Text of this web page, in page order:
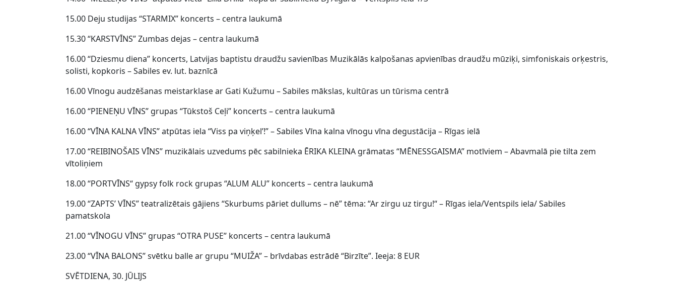
15.00 Deju studijas “STARMIX” koncerts – centra laukumā
15.30 “KARSTVĪNS” Zumbas dejas – centra laukumā
16.00 “Dziesmu diena” koncerts, Latvijas baptistu draudžu savienības Muzikālās kalpošanas apvienības draudžu mūziķi, simfoniskais orķestris,
solisti, kopkoris – Sabiles ev. lut. baznīcā
16.00 Vīnogu audzēšanas meistarklase ar Gati Kužumu – Sabiles mākslas, kultūras un tūrisma centrā
16.00 “PIENEŅU VĪNS” grupas “Tūkstoš Ceļi” koncerts – centra laukumā
16.00 “VĪNA KALNA VĪNS” atpūtas iela “Viss pa viņķel’!” – Sabiles Vīna kalna vīnogu vīna degustācija – Rīgas ielā
17.00 “REIBINOŠAIS VĪNS” muzikālais uzvedums pēc sabilnieka ĒRIKA KLEINA grāmatas “MĒNESSGAISMA” motīviem – Abavmalā pie tilta zem
vītoliņiem
18.00 “PORTVĪNS“ gypsy folk rock grupas “ALUM ALU” koncerts – centra laukumā
19.00 “ZAPTS’ VĪNS” teatralizētais gājiens “Skurbums pāriet dullums – nē” tēma: “Ar zirgu uz tirgu!“ – Rīgas iela/Ventspils iela/ Sabiles
pamatskola
21.00 “VĪNOGU VĪNS” grupas “OTRA PUSE” koncerts – centra laukumā
23.00 “VĪNA BALONS” svētku balle ar grupu “MUIŽA” – brīvdabas estrādē “Birzīte”. Ieeja: 8 EUR
SVĒTDIENA, 30. JŪLIJS